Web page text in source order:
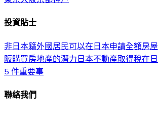
投資貼士
非日本籍外國居民可以在日本申請全額房
阪購買房地產的潛力日本不動產取得稅在
5 件重要事
聯絡我們